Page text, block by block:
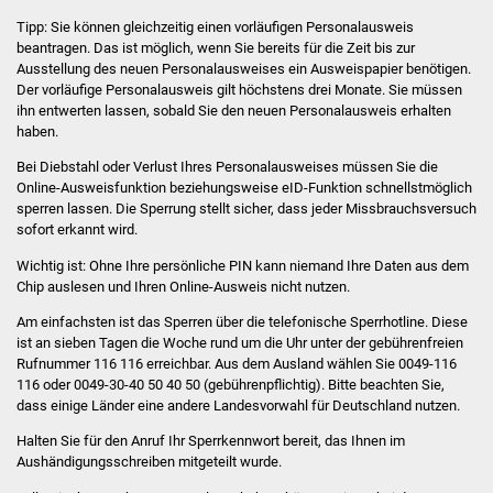
Stadtinfo
Jubiläumsjahr 2021
Partnerstädte
Projekte
Sanierung Hallenbad
Sanierung Bizethalle
Ortsentwicklung
Presse
Tipp:Sie können gleichzeitig einen vorläufigen Personalausweis
beantragen. Das ist möglich, wenn Sie bereits für die Zeit bis zur
Ausstellung des neuen Personalausweises ein Ausweispapier benötigen.
Der vorläufige Personalausweis gilt höchstens drei Monate. Sie müssen
ihn entwerten lassen, sobald Sie den neuen Personalausweis erhalten
haben.
Bei Diebstahl oder Verlust Ihres Personalausweises müssen Sie die
Online-Ausweisfunktion beziehungsweise eID-Funktionschnellstmöglich
sperren lassen. Die Sperrung stellt sicher, dass jeder Missbrauchsversuch
sofort erkannt wird.
Wichtig ist: Ohne Ihre persönliche PIN kann niemand Ihre Daten aus dem
Chip auslesen und Ihren Online-Ausweis nicht nutzen.
Am einfachsten ist das Sperren über die telefonische Sperrhotline. Diese
ist an sieben Tagen die Woche rund um die Uhr unter der gebührenfreien
Rufnummer 116 116 erreichbar. Aus dem Ausland wählen Sie 0049-116
116 oder 0049-30-40 50 40 50 (gebührenpflichtig). Bitte beachten Sie,
dass einige Länder eine andere Landesvorwahl für Deutschland nutzen.
Halten Sie für den Anruf Ihr Sperrkennwort bereit, das Ihnen im
Aushändigungsschreiben mitgeteilt wurde.